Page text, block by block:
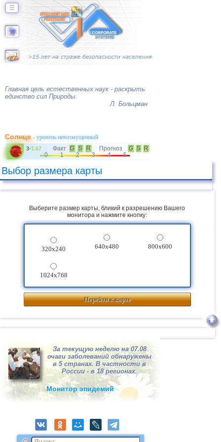
☰
Главная цель естественных наук - раскрыть
единство сил Природы.
Л. Больцман
Солнце- уровень невозмущенный
3-1.67 Факт G S R Прогноз G S
R
0
1 2 3 4 5
Выбор размера карты
Выберите размер карты, бликий к разрешению Вашего
монитора и нажмите кнопку:
320x240 640x480 800x600
1024x768
Перейти к карте
За текущую неделю на 07.08
очаги заболеваний обнаружены
в 5 странах. В частности в
России - в 18 регионах.
Монитор эпидемий